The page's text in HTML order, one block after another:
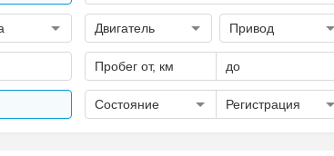
Двигатель Привод
Пробег от, км до
Состояние Регистрация